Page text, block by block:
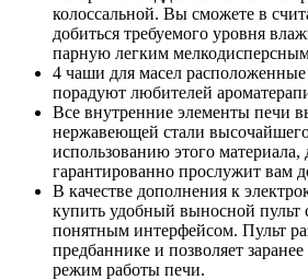
колоссальной. Вы сможете в
добиться требуемого уровня
парную легким
4 чаши для масел
порадуют любителей
Все внутренние элементы печи
нержавеющей стали высочайшего
использованию этого материала,
гарантированно прослужит вам
В качестве дополнения к
купить удобный выносной пульт
понятным интерфейсом. Пульт
предбаннике и позволяет
режим работы печи.